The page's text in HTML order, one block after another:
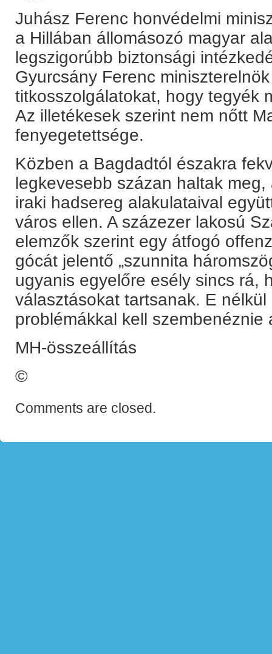
Juhász Ferenc honvédelmi
a Hillában állomásozó magyar
legszigorúbb biztonsági
Gyurcsány Ferenc
titkosszolgálatokat, hogy tegyék
Az illetékesek szerint nem nőtt
fenyegetettsége.
Közben a Bagdadtól északra
legkevesebb százan haltak
iraki hadsereg alakulataival
város ellen. A százezer lakosú
elemzők szerint egy átfogó
gócát jelentő „szunnita
ugyanis egyelőre esély sincs rá,
választásokat tartsanak. E
problémákkal kell szembenéznie
MH-összeállítás
©
Comments are closed.